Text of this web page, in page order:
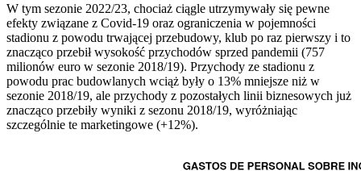
W tym sezonie 2022/23, chociaż ciągle utrzymywały się pewne
efekty związane z Covid-19 oraz ograniczenia w pojemności
stadionu z powodu trwającej przebudowy, klub po raz pierwszy i to
znacząco przebił wysokość przychodów sprzed pandemii (757
milionów euro w sezonie 2018/19). Przychody ze stadionu z
powodu prac budowlanych wciąż były o 13% mniejsze niż w
sezonie 2018/19, ale przychody z pozostałych linii biznesowych już
znacząco przebiły wyniki z sezonu 2018/19, wyróżniając
szczególnie te marketingowe (+12%).